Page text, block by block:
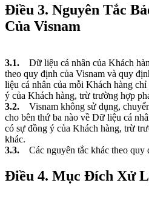
Điều 3. Nguyên Tắc
Của Visnam
3.1. Dữ liệu cá nhân của Khách
theo quy định của Visnam và quy
liệu cá nhân của mỗi Khách hàng
ý của Khách hàng, trừ trường hợp
3.2. Visnam không sử dụng,
cho bên thứ ba nào về Dữ liệu cá
có sự đồng ý của Khách hàng, trừ
khác.
3.3. Các nguyên tắc khác theo quy
Điều 4. Mục Đích Xử